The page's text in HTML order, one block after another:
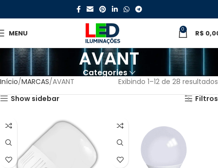
MENU 0 R$
AVANT
Categories
Início MARCAS AVANT
Exibindo 1–12 de 28 resultados
Show sidebar
Filtros